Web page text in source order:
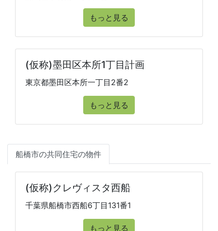
もっと見る
(仮称)墨田区本所1丁目計画
東京都墨田区本所一丁目2番2
もっと見る
船橋市の共同住宅の物件
(仮称)クレヴィスタ西船
千葉県船橋市西船6丁目131番1
もっと見る